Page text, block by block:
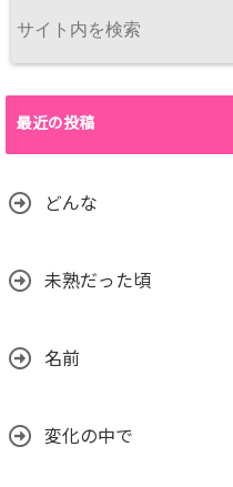
最近の投稿
どんな
未熟だった頃
名前
変化の中で